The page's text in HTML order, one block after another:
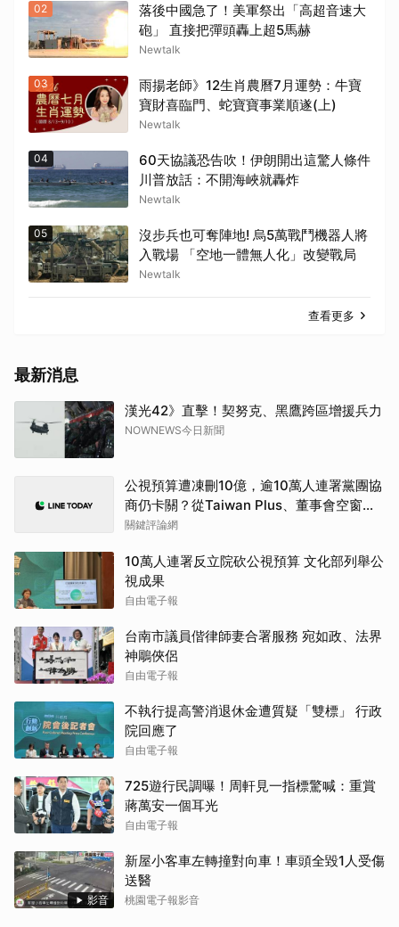
02
落後中國急了！美軍祭出「高超音速大
砲」 直接把彈頭轟上超5馬赫
Newtalk
03
雨揚老師》12生肖農曆7月運勢：牛寶
寶財喜臨門、蛇寶寶事業順遂(上)
Newtalk
04
60天協議恐告吹！伊朗開出這驚人條件
川普放話：不開海峽就轟炸
Newtalk
05
沒步兵也可奪陣地! 烏5萬戰鬥機器人將
入戰場 「空地一體無人化」改變戰局
Newtalk
查看更多
最新消息
漢光42》直擊！契努克、黑鷹跨區增援兵力
NOWNEWS今日新聞
公視預算遭凍刪10億，逾10萬人連署黨團協
商仍卡關？從Taiwan Plus、董事會空窗一
次看懂
關鍵評論網
10萬人連署反立院砍公視預算 文化部列舉公
視成果
自由電子報
台南市議員偕律師妻合署服務 宛如政、法界
神鵰俠侶
自由電子報
不執行提高警消退休金遭質疑「雙標」 行政
院回應了
自由電子報
725遊行民調曝！周軒見一指標驚喊：重賞
蔣萬安一個耳光
自由電子報
影音
新屋小客車左轉撞對向車！車頭全毀1人受傷
送醫
桃園電子報影音